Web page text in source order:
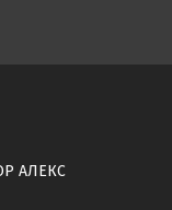
АЛЕКС